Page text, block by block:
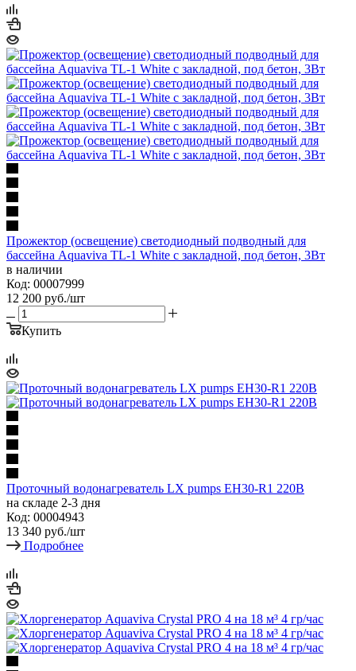
Прожектор (освещение) светодиодный подводный для
бассейна Aquaviva TL-1 White с закладной, под бетон, 3Вт
в наличии
Код: 00007999
12 200 руб./шт
Купить
Проточный водонагреватель LX pumps EH30-R1 220В
на складе 2-3 дня
Код: 00004943
13 340 руб./шт
Подробнее